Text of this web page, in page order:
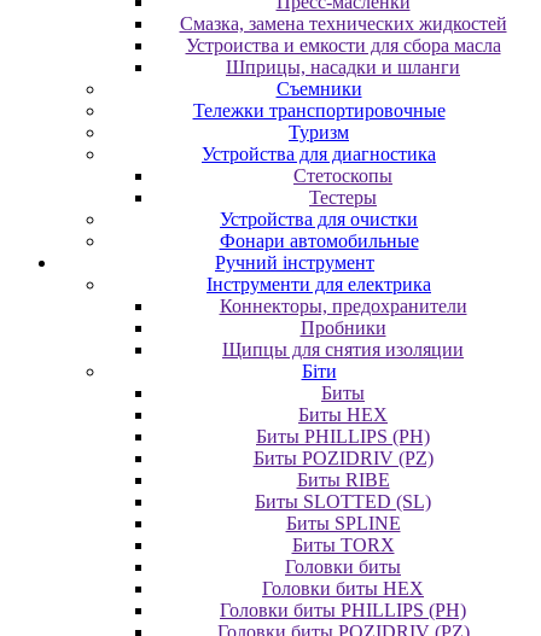
Смазка, замена технических жидкостей
Устроиства и емкости для сбора масла
Шприцы, насадки и шланги
Съемники
Тележки транспортировочные
Туризм
Устройства для диагностика
Стетоскопы
Тестеры
Устройства для очистки
Фонари автомобильные
Ручний інструмент
Інструменти для електрика
Коннекторы, предохранители
Пробники
Щипцы для снятия изоляции
Біти
Биты
Биты HEX
Биты PHILLIPS (PH)
Биты POZIDRIV (PZ)
Биты RIBE
Биты SLOTTED (SL)
Биты SPLINE
Биты TORX
Головки биты
Головки биты HEX
Головки биты PHILLIPS (PH)
Головки биты POZIDRIV (PZ)